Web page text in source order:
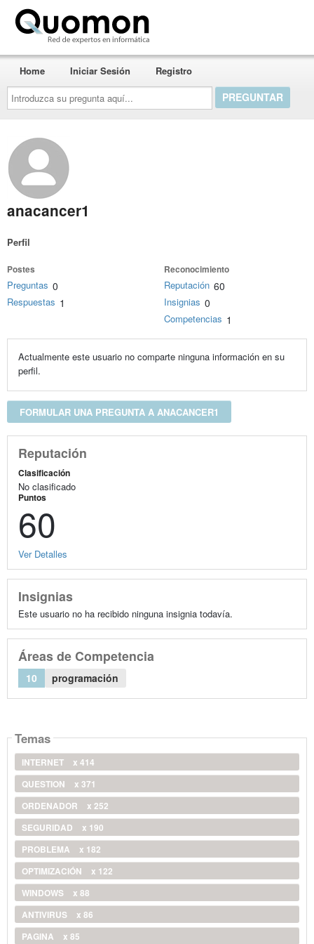
Introduzca
su
pregunta
aquí...
Home Iniciar Sesión Registro
anacancer1
Perfil
Postes
Preguntas 0
Respuestas 1
Reconocimiento
Reputación 60
Insignias 0
Competencias 1
Actualmente este usuario no comparte ninguna información en su
perfil.
FORMULAR UNA PREGUNTA A ANACANCER1
Reputación
Clasificación
No clasificado
Puntos
60
Ver Detalles
Insignias
Este usuario no ha recibido ninguna insignia todavía.
Áreas de Competencia
10 programación
Temas
INTERNET
x 414
QUESTION
x 371
ORDENADOR
x 252
SEGURIDAD
x 190
PROBLEMA
x 182
OPTIMIZACIÓN
x 122
WINDOWS
x 88
ANTIVIRUS
x 86
PAGINA
x 85